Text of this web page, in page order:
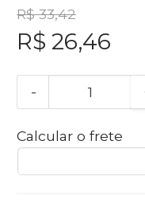
R$ 33,42
R$ 26,46
-
Calcular o frete